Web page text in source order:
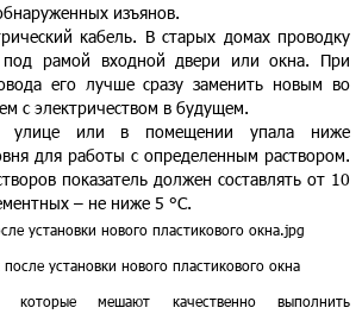
изъянов.
кабель. В старых домах проводку
под рамой входной двери или окна. При
его лучше сразу заменить новым во
с электричеством в будущем.
улице или в помещении упала ниже
для работы с определенным раствором.
показатель должен составлять от 10
– не ниже 5 °C.
установки нового пластикового окна
мешают качественно выполнить